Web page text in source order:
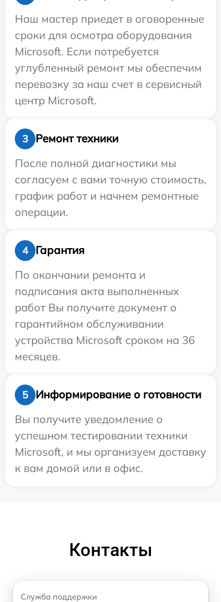
Наш мастер приедет в оговоренные
сроки для осмотра оборудования
Microsoft. Если потребуется
углубленный ремонт мы обеспечим
перевозку за наш счет в сервисный
центр Microsoft.
3
Ремонт техники
После полной диагностики мы
согласуем с вами точную стоимость,
график работ и начнем ремонтные
операции.
4
Гарантия
По окончании ремонта и
подписания акта выполненных
работ Вы получите документ о
гарантийном обслуживании
устройства Microsoft сроком на 36
месяцев.
5
Информирование о готовности
Вы получите уведомление о
успешном тестировании техники
Microsoft, и мы организуем доставку
к вам домой или в офис.
Контакты
Служба поддержки